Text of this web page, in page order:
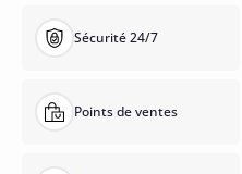
Sécurité 24/7
Points de ventes